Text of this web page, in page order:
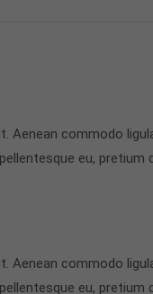
commodo
eu, pretium
commodo
eu, pretium